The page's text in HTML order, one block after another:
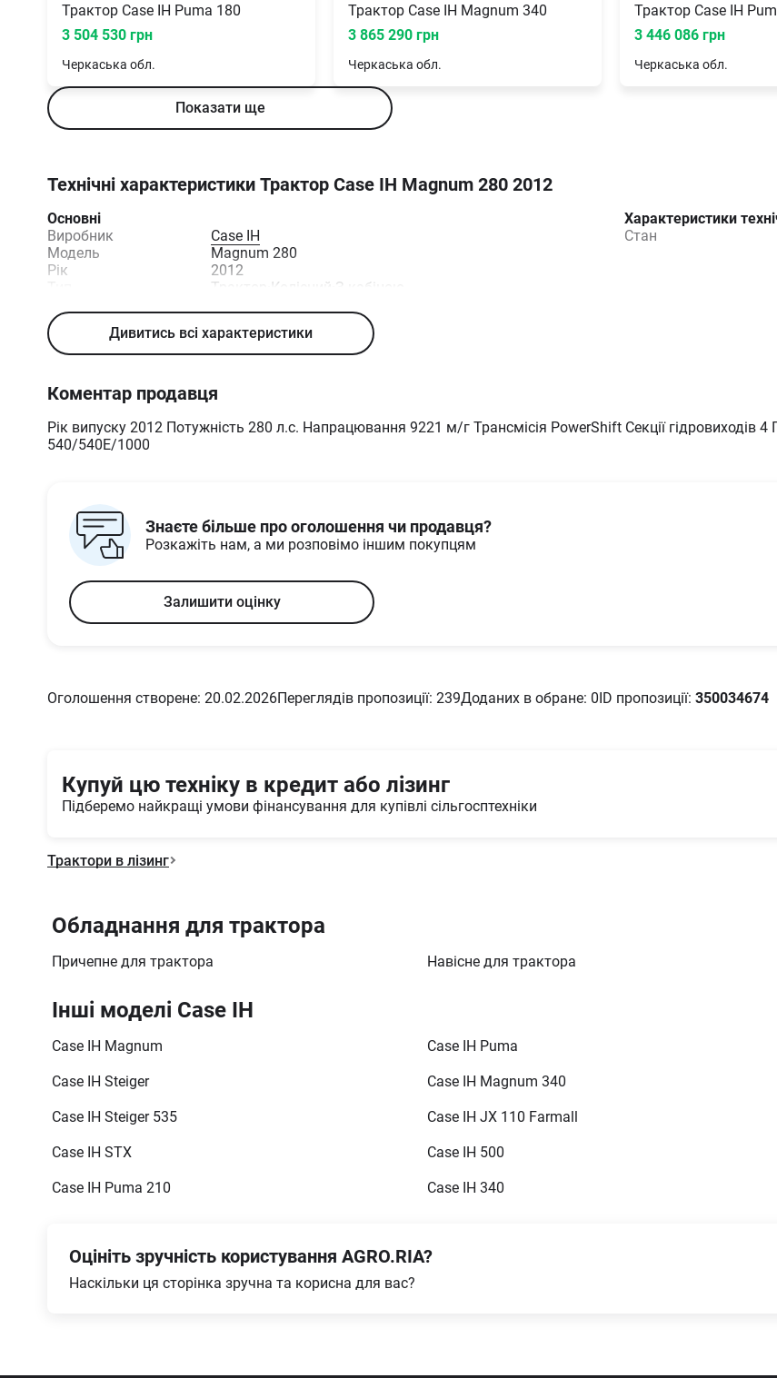
Трактор Case IH Puma 180
3 504 530 грн
Черкаська обл.
Трактор Case IH Magnum 340
3 865 290 грн
Черкаська обл.
Трактор Case IH
3 446 086 грн
Черкаська обл.
Показати ще
Технічні характеристики Трактор Case IH Magnum 280 2012
Основні
Виробник
Case IH
Модель
Magnum 280
Рік
2012
Трактор Колісний З кабіною
Характеристики
Стан
Дивитись всі характеристики
Коментар продавця
Рік випуску 2012 Потужність 280 л.с. Напрацювання 9221 м/г Трансмісія PowerShift Секції
540/540Е/1000
Знаєте більше про оголошення чи продавця?
Розкажіть нам, а ми розповімо іншим покупцям
Залишити оцінку
Оголошення створене: 20.02.2026Переглядів пропозиції: 239Доданих в oбране: 0ID пропозиції: 350034674
Купуй цю техніку в кредит або лізинг
Підберемо найкращі умови фінансування для купівлі сільгосптехніки
Трактори в лізинг
Обладнання для трактора
Причепне для трактора Навісне для трактора
Інші моделі Case IH
Case IH Magnum Case IH Puma
Case IH Steiger Case IH Magnum 340
Case IH Steiger 535 Case IH JX 110 Farmall
Case IH STX Case IH 500
Case IH Puma 210 Case IH 340
Оцініть зручність користування AGRO.RIA?
Наскільки ця сторінка зручна та корисна для вас?